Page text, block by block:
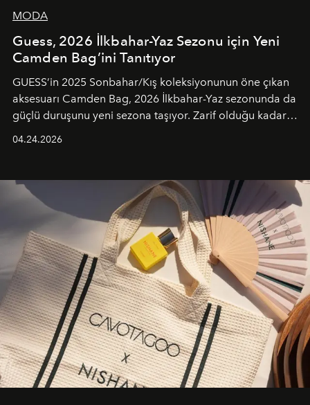
MODA
Guess, 2026 İlkbahar-Yaz Sezonu için Yeni
Camden Bag’ini Tanıtıyor
GUESS’in 2025 Sonbahar/Kış koleksiyonunun öne çıkan
aksesuarı Camden Bag, 2026 İlkbahar-Yaz sezonunda da
güçlü duruşunu yeni sezona taşıyor. Zarif olduğu kadar
04.24.2026